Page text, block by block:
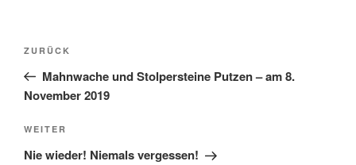
Beitragsnavigation
Vorheriger
Beitrag
ZURÜCK
Mahnwache und Stolpersteine Putzen – am 8.
November 2019
Nächster
Beitrag
WEITER
Nie wieder! Niemals vergessen!